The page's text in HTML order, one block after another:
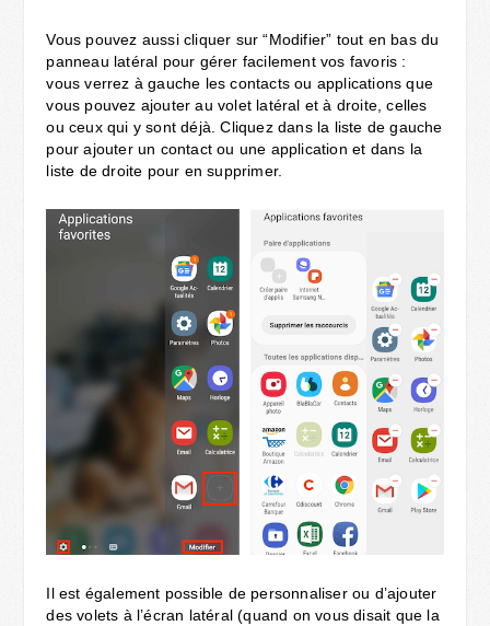
Vous pouvez aussi cliquer sur “Modifier” tout en bas du
panneau latéral pour gérer facilement vos favoris :
vous verrez à gauche les contacts ou applications que
vous pouvez ajouter au volet latéral et à droite, celles
ou ceux qui y sont déjà. Cliquez dans la liste de gauche
pour ajouter un contact ou une application et dans la
liste de droite pour en supprimer.
Il est également possible de personnaliser ou d’ajouter
des volets à l’écran latéral (quand on vous disait que la